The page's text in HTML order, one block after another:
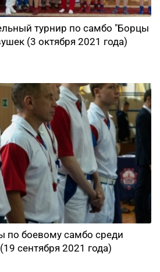
турнир по самбо "Борцы
(3 октября 2021 года)
по боевому самбо среди
сентября 2021 года)